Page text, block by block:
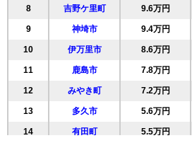
8 吉野ケ里町 9.6万円
9 神埼市 9.4万円
10 伊万里市 8.6万円
11 鹿島市 7.8万円
12 みやき町 7.2万円
13 多久市 5.6万円
14 有田町 5.5万円